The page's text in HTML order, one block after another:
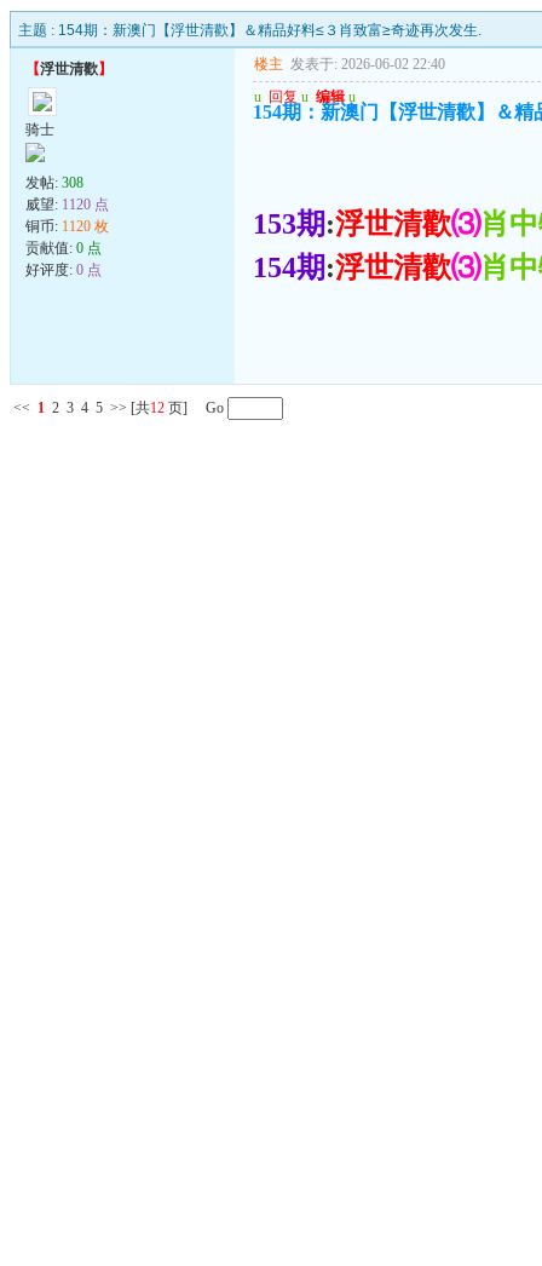
主题 : 154期：新澳门【浮世清歡】＆精品好料≤３肖致富≥奇迹再次发生.
【浮世清歡】
骑士
发帖: 308
威望: 1120 点
铜币: 1120 枚
贡献值: 0 点
好评度: 0 点
楼主 发表于: 2026-06-02 22:40
u 回复 u 编辑 u
154期：新澳门【浮世清歡】＆
153期:浮世清歡⑶肖
154期:浮世清歡⑶肖
<< 1 2 3 4 5 >> [共12 页] Go